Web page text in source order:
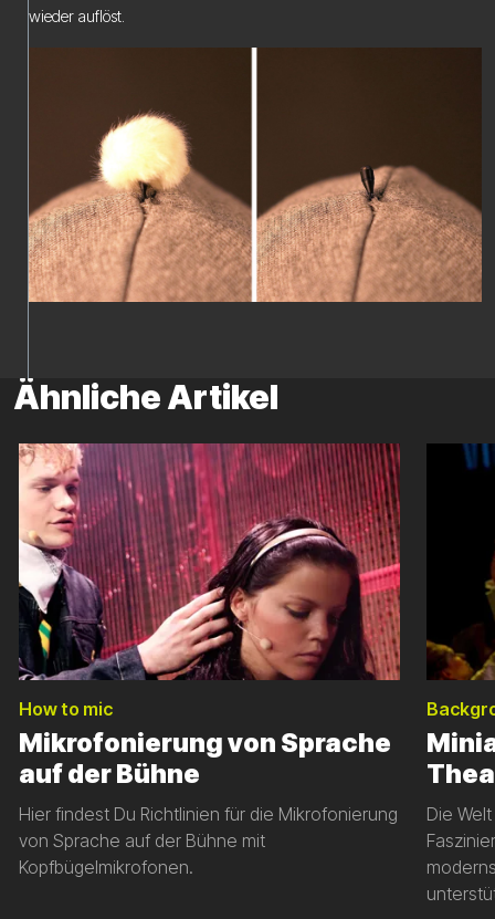
wieder auflöst.
Ähnliche Artikel
How to mic
Mikrofonierung von Sprache
auf der Bühne
Hier findest Du Richtlinien für die Mikrofonierung
von Sprache auf der Bühne mit
Kopfbügelmikrofonen.
Die